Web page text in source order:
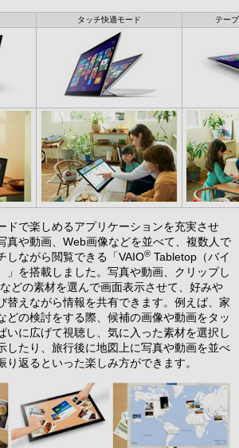
タッチ快適モード テー
ドで楽しめるアプリケーションを充実させ
真や動画、Web画像などを並べて、複数人で
しながら閲覧できる「VAIO® Tabletop（バイ
」を搭載しました。写真や動画、クリップし
どの素材を選んで画面表示させて、好みや
替えながら情報を共有できます。例えば、家
どの検討をする際、候補の画像や動画をタッ
いに広げて視聴し、気に入った素材を選択し
したり、旅行後に地図上に写真や動画を並べ
り返るといった楽しみ方ができます。